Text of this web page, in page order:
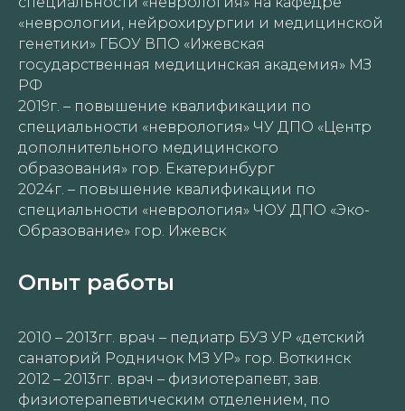
«неврологии, нейрохирургии и медицинской
генетики» ГБОУ ВПО «Ижевская
государственная медицинская академия» МЗ
РФ
2019г. – повышение квалификации по
специальности «неврология» ЧУ ДПО «Центр
дополнительного медицинского
образования» гор. Екатеринбург
2024г. – повышение квалификации по
специальности «неврология» ЧОУ ДПО «Эко-
Образование» гор. Ижевск
Опыт работы
2010 – 2013гг. врач – педиатр БУЗ УР «детский
санаторий Родничок МЗ УР» гор. Воткинск
2012 – 2013гг. врач – физиотерапевт, зав.
физиотерапевтическим отделением, по